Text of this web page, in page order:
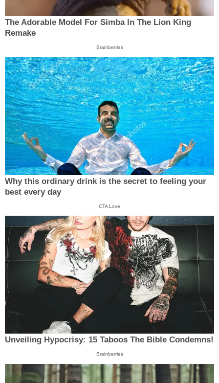
The Adorable Model For Simba In The Lion King
Remake
Brainberries
Why this ordinary drink is the secret to feeling your
best every day
CTA Love
Unveiling Hypocrisy: 15 Taboos The Bible Condemns!
Brainberries